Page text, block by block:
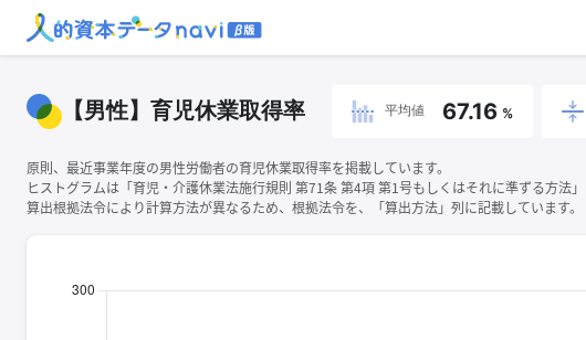
【男性】育児休業取得率 平均値 67.16 %
原則、最近事業年度の男性労働者の育児休業取得率を掲載しています。
ヒストグラムは「育児・介護休業法施行規則 第71条 第4項 第1号もしくはそれに準ずる方法
算出根拠法令により計算方法が異なるため、根拠法令を、「算出方法」列に記載しています